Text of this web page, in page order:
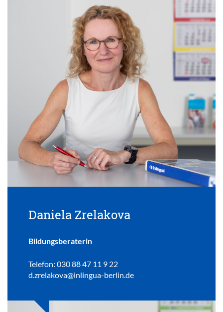
Daniela Zrelakova
Bildungsberaterin
Telefon: 030 88 47 11 9 22
d.zrelakova@inlingua-berlin.de